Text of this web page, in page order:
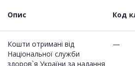
Опис Код
Кошти отримані від
Національної служби
здоров`я України за надання
—